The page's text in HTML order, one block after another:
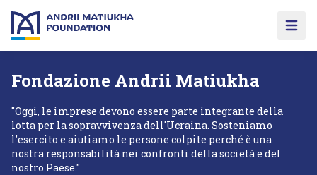
Open
Fondazione Andrii Matiukha
"Oggi, le imprese devono essere parte integrante della
lotta per la sopravvivenza dell'Ucraina. Sosteniamo
l'esercito e aiutiamo le persone colpite perché è una
nostra responsabilità nei confronti della società e del
nostro Paese."